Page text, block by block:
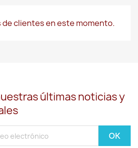
de clientes en este momento.
últimas noticias y